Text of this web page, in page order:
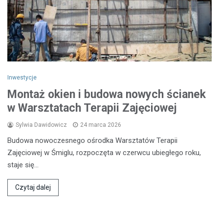
Inwestycje
Montaż okien i budowa nowych ścianek
w Warsztatach Terapii Zajęciowej
Sylwia Dawidowicz 24 marca 2026
Budowa nowoczesnego ośrodka Warsztatów Terapii
Zajęciowej w Śmiglu, rozpoczęta w czerwcu ubiegłego roku,
staje się…
Czytaj dalej